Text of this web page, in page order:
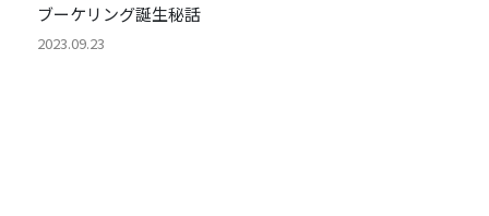
ブーケリング誕生秘話
2023.09.23